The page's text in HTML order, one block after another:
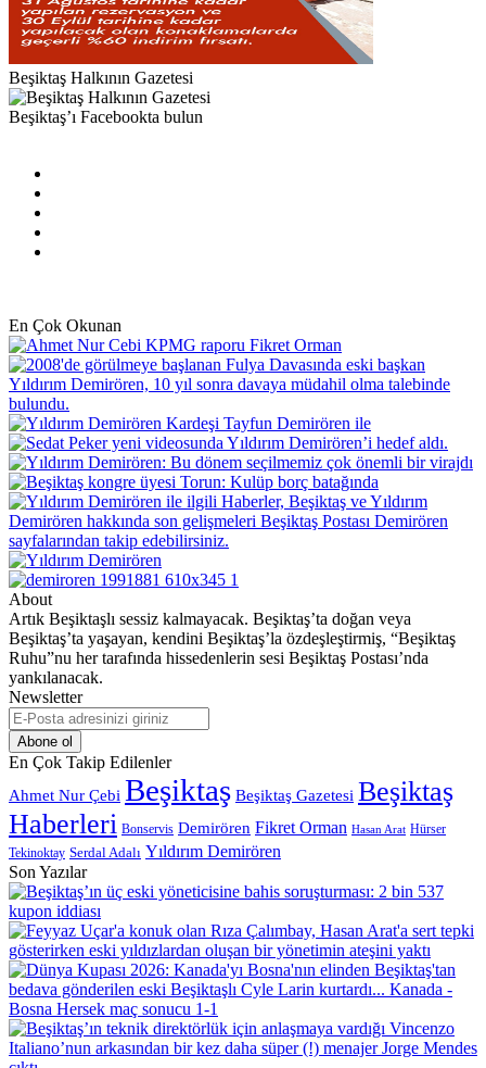
Beşiktaş Halkının Gazetesi
Beşiktaş’ı Facebookta bulun
En Çok Okunan
About
Artık Beşiktaşlı sessiz kalmayacak. Beşiktaş’ta doğan veya
Beşiktaş’ta yaşayan, kendini Beşiktaş’la özdeşleştirmiş, “Beşiktaş
Ruhu”nu her tarafında hissedenlerin sesi Beşiktaş Postası’nda
yankılanacak.
Newsletter
E-
Posta
adresinizi
giriniz
En Çok Takip Edilenler
Ahmet Nur Çebi Beşiktaş Beşiktaş Gazetesi Beşiktaş
Haberleri Bonservis Demirören Fikret Orman Hasan Arat Hürser
Tekinoktay Serdal Adalı Yıldırım Demirören
Son Yazılar